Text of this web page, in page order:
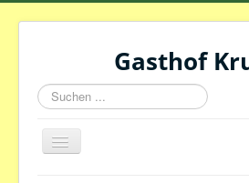
Gasthof
Suchen
...
Navigation
an/aus